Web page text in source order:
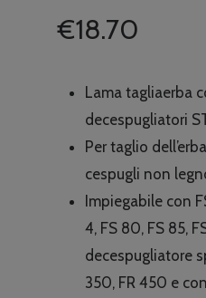
€18.70
Lama tagliaerba
decespugliatori
Per taglio
cespugli non
Impiegabile con
4, FS 80, FS 85,
decespugliatore
350, FR 450 e